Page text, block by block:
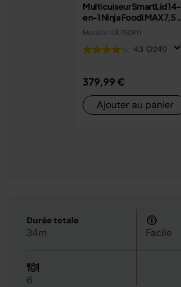
Multicuiseur SmartLid 14-
en-1 Ninja Foodi MAX 7,5 L
avec couvercle intelligent
OL750EU
Modèle: OL750EU
4.3 (2241)
379,99 €
Ajouter au panier
Durée totale
34m Facile
6